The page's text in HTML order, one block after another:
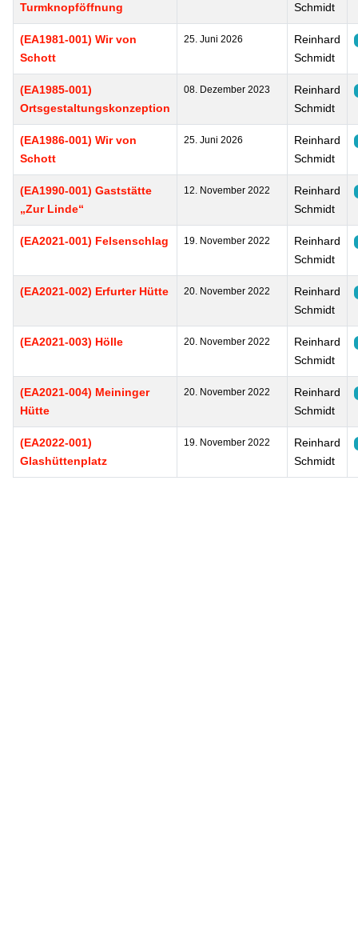
Turmknopföffnung
Schmidt
(EA1981-001) Wir von
Schott
25. Juni 2026
Reinhard
Schmidt
(EA1985-001)
Ortsgestaltungskonzeption
08. Dezember 2023
Reinhard
Schmidt
(EA1986-001) Wir von
Schott
25. Juni 2026
Reinhard
Schmidt
(EA1990-001) Gaststätte
„Zur Linde“
12. November 2022
Reinhard
Schmidt
(EA2021-001) Felsenschlag 19. November 2022
Reinhard
Schmidt
(EA2021-002) Erfurter Hütte 20. November 2022
Reinhard
Schmidt
(EA2021-003) Hölle 20. November 2022
Reinhard
Schmidt
(EA2021-004) Meininger
Hütte
20. November 2022
Reinhard
Schmidt
(EA2022-001)
Glashüttenplatz
19. November 2022
Reinhard
Schmidt